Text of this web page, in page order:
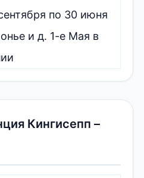
по 30 июня
и д. 1-е Мая в
Кингисепп –